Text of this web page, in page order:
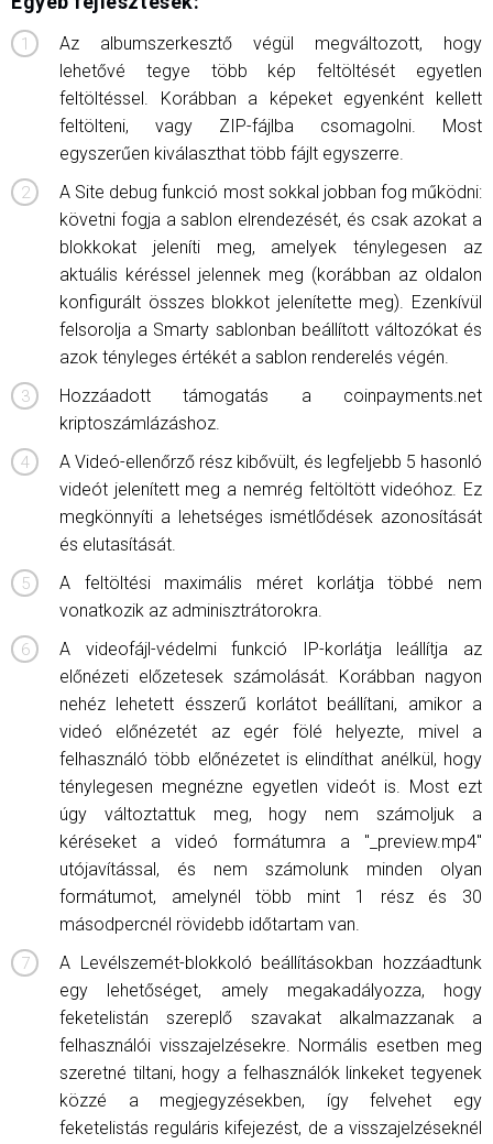
Az albumszerkesztő végül megváltozott, hogy
lehetővé tegye több kép feltöltését egyetlen
feltöltéssel. Korábban a képeket egyenként kellett
feltölteni, vagy ZIP-fájlba csomagolni. Most
egyszerűen kiválaszthat több fájlt egyszerre.
A Site debug funkció most sokkal jobban fog működni:
követni fogja a sablon elrendezését, és csak azokat a
blokkokat jeleníti meg, amelyek ténylegesen az
aktuális kéréssel jelennek meg (korábban az oldalon
konfigurált összes blokkot jelenítette meg). Ezenkívül
felsorolja a Smarty sablonban beállított változókat és
azok tényleges értékét a sablon renderelés végén.
Hozzáadott támogatás a coinpayments.net
kriptoszámlázáshoz.
A Videó-ellenőrző rész kibővült, és legfeljebb 5 hasonló
videót jelenített meg a nemrég feltöltött videóhoz. Ez
megkönnyíti a lehetséges ismétlődések azonosítását
és elutasítását.
A feltöltési maximális méret korlátja többé nem
vonatkozik az adminisztrátorokra.
A videofájl-védelmi funkció IP-korlátja leállítja az
előnézeti előzetesek számolását. Korábban nagyon
nehéz lehetett ésszerű korlátot beállítani, amikor a
videó előnézetét az egér fölé helyezte, mivel a
felhasználó több előnézetet is elindíthat anélkül, hogy
ténylegesen megnézne egyetlen videót is. Most ezt
úgy változtattuk meg, hogy nem számoljuk a
kéréseket a videó formátumra a "_preview.mp4"
utójavítással, és nem számolunk minden olyan
formátumot, amelynél több mint 1 rész és 30
másodpercnél rövidebb időtartam van.
A Levélszemét-blokkoló beállításokban hozzáadtunk
egy lehetőséget, amely megakadályozza, hogy
feketelistán szereplő szavakat alkalmazzanak a
felhasználói visszajelzésekre. Normális esetben meg
szeretné tiltani, hogy a felhasználók linkeket tegyenek
közzé a megjegyzésekben, így felvehet egy
feketelistás reguláris kifejezést, de a visszajelzéseknél